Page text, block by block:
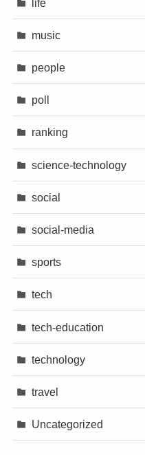
life
music
people
poll
ranking
science-technology
social
social-media
sports
tech
tech-education
technology
travel
Uncategorized